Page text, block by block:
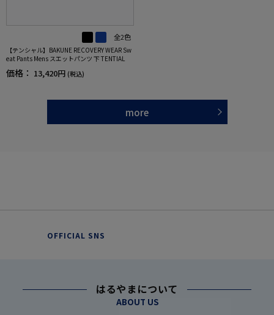
全2色
【テンシャル】BAKUNE RECOVERY WEAR Sw
eat Pants Mens スエットパンツ 下 TENTIAL
価格： 13,420円 (税込)
more
OFFICIAL SNS
はるやまについて
ABOUT US